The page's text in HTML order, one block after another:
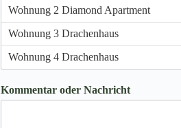
Kommentar oder Nachricht